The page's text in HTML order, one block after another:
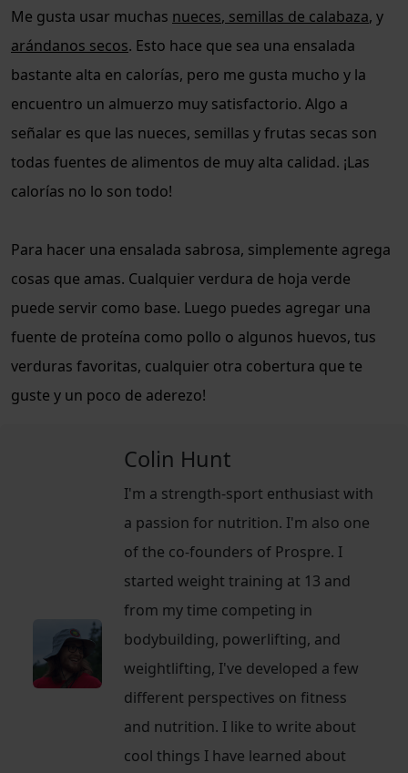
Me gusta usar muchas nueces, semillas de calabaza, y
arándanos secos. Esto hace que sea una ensalada
bastante alta en calorías, pero me gusta mucho y la
encuentro un almuerzo muy satisfactorio. Algo a
señalar es que las nueces, semillas y frutas secas son
todas fuentes de alimentos de muy alta calidad. ¡Las
calorías no lo son todo!
Para hacer una ensalada sabrosa, simplemente agrega
cosas que amas. Cualquier verdura de hoja verde
puede servir como base. Luego puedes agregar una
fuente de proteína como pollo o algunos huevos, tus
verduras favoritas, cualquier otra cobertura que te
guste y un poco de aderezo!
Colin Hunt
I'm a strength-sport enthusiast with
a passion for nutrition. I'm also one
of the co-founders of Prospre. I
started weight training at 13 and
from my time competing in
bodybuilding, powerlifting, and
weightlifting, I've developed a few
different perspectives on fitness
and nutrition. I like to write about
cool things I have learned about